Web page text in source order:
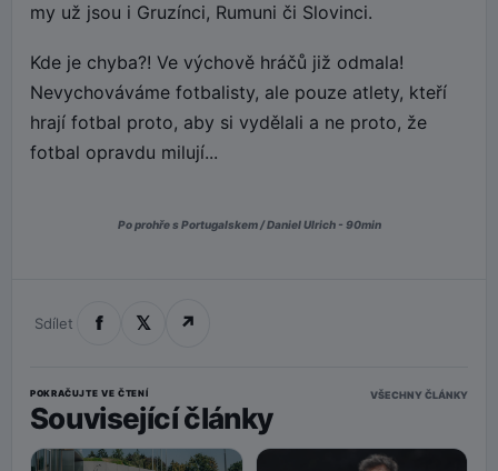
my už jsou i Gruzínci, Rumuni či Slovinci.
Kde je chyba?! Ve výchově hráčů již odmala!
Nevychováváme fotbalisty, ale pouze atlety, kteří
hrají fotbal proto, aby si vydělali a ne proto, že
fotbal opravdu milují...
Po prohře s Portugalskem / Daniel Ulrich - 90min
Sdílet f 𝕏 ↗
POKRAČUJTE VE ČTENÍ
Související články
VŠECHNY ČLÁNKY